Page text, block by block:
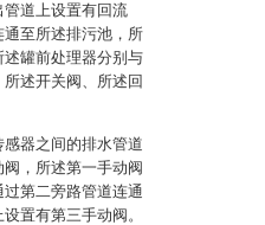
道上设置有回流
至所述排污池，所
罐前处理器分别与
述开关阀、所述回
器之间的排水管道
，所述第一手动阀
第二旁路管道连通
置有第三手动阀。